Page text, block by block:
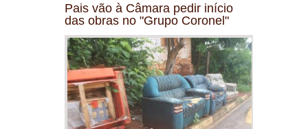
Pais vão à Câmara pedir início
das obras no "Grupo Coronel"